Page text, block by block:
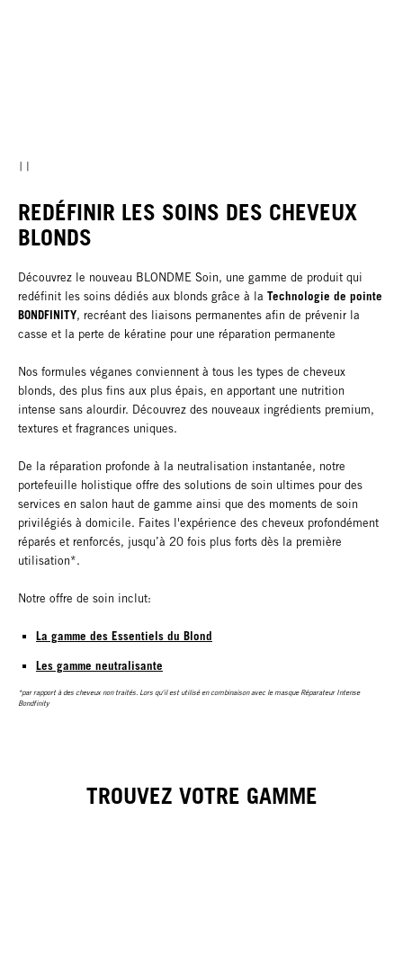
REDÉFINIR LES SOINS DES CHEVEUX
BLONDS
Découvrez le nouveau BLONDME Soin, une gamme de produit qui
redéfinit les soins dédiés aux blonds grâce à la Technologie de pointe
BONDFINITY, recréant des liaisons permanentes afin de prévenir la
casse et la perte de kératine pour une réparation permanente
Nos formules véganes conviennent à tous les types de cheveux
blonds, des plus fins aux plus épais, en apportant une nutrition
intense sans alourdir. Découvrez des nouveaux ingrédients premium,
textures et fragrances uniques.
De la réparation profonde à la neutralisation instantanée, notre
portefeuille holistique offre des solutions de soin ultimes pour des
services en salon haut de gamme ainsi que des moments de soin
privilégiés à domicile. Faites l'expérience des cheveux profondément
réparés et renforcés, jusqu’à 20 fois plus forts dès la première
utilisation*.
Notre offre de soin inclut:
La gamme des Essentiels du Blond
Les gamme neutralisante
*par rapport à des cheveux non traités. Lors qu'il est utilisé en combinaison avec le masque Réparateur Intense
Bondfinity
TROUVEZ VOTRE GAMME